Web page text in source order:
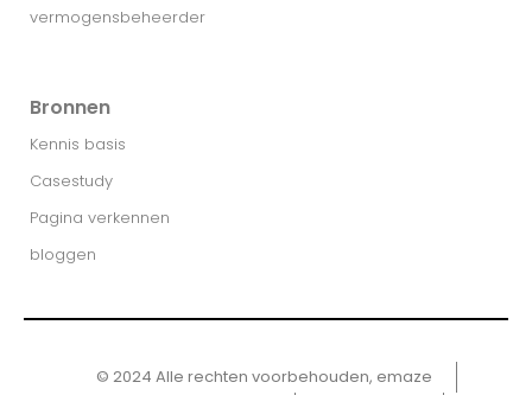
vermogensbeheerder
Bronnen
Kennis basis
Casestudy
Pagina verkennen
bloggen
© 2024 Alle rechten voorbehouden, emaze ​